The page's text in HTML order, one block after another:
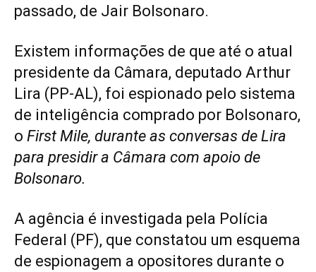
passado, de Jair Bolsonaro.
Existem informações de que até o atual
presidente da Câmara, deputado Arthur
Lira (PP-AL), foi espionado pelo sistema
de inteligência comprado por Bolsonaro,
o First Mile, durante as conversas de Lira
para presidir a Câmara com apoio de
Bolsonaro.
A agência é investigada pela Polícia
Federal (PF), que constatou um esquema
de espionagem a opositores durante o